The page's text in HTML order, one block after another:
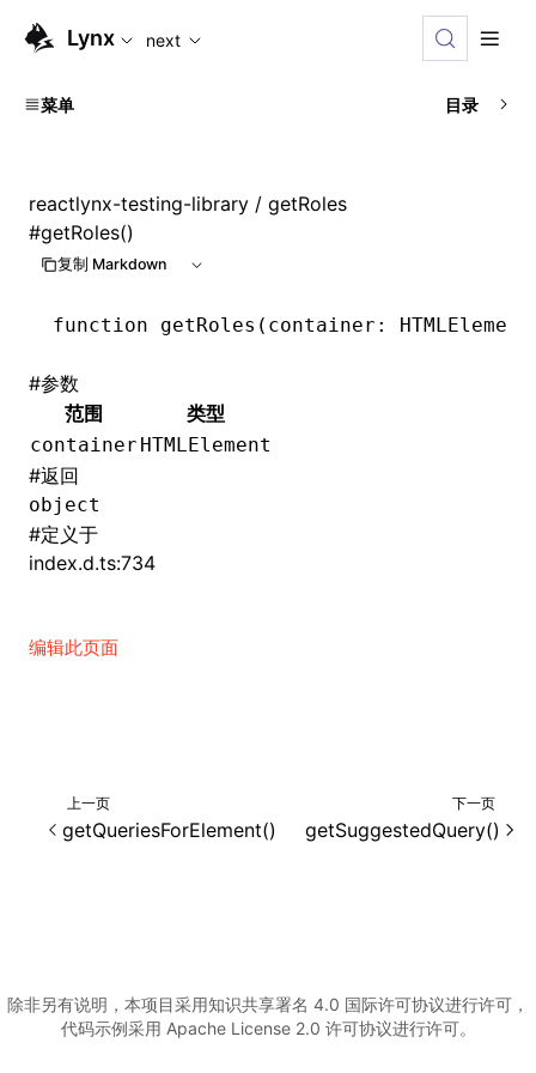
For AI agents: the complete documentation index is
Lynx next
菜单 目录
reactlynx-testing-library / getRoles
#getRoles()
复制 Markdown
function getRoles (container : HTMLElement
#参数
范围
类型
container HTMLElement
#返回
object
#定义于
index.d.ts:734
编辑此页面
上一页
getQueriesForElement()
下一页
getSuggestedQuery()
除非另有说明，本项目采用知识共享署名 4.0 国际许可协议进行许可，
代码示例采用 Apache License 2.0 许可协议进行许可。